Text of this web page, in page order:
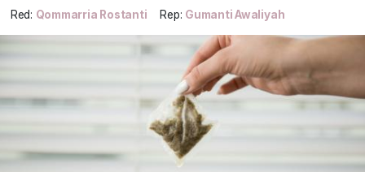
Red: Qommarria Rostanti Rep: Gumanti Awaliyah